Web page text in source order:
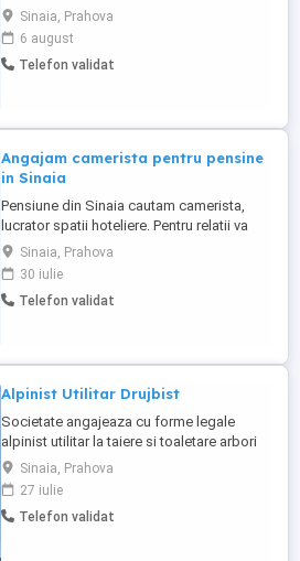
pentru a COLABORA in domeniul
asigurarilor in cadrul companiei DESTINE
BROKER de Asigurare si Reasigurare. Este
o companie in topul brokerilor de
mai ...
Sinaia, Prahova
6 august
Telefon validat
Angajam camerista pentru pensine
in Sinaia
Pensiune din Sinaia cautam camerista,
lucrator spatii hoteliere. Pentru relatii va
asteptam la telefon
Sinaia, Prahova
30 iulie
Telefon validat
Alpinist Utilitar Drujbist
Societate angajeaza cu forme legale
alpinist utilitar la taiere si toaletare arbori
,lucrari in toata tara. Salariu in functie de
realizari , de la 6000 la 12000 lei..Relatii la
tel .
Sinaia, Prahova
27 iulie
Telefon validat